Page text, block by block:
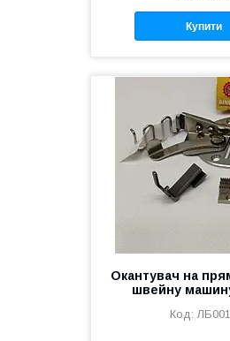
Купити
Окантувач на
швейну